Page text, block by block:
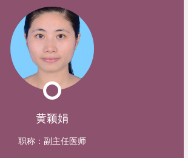
黄颖娟
职称： 副主任医师